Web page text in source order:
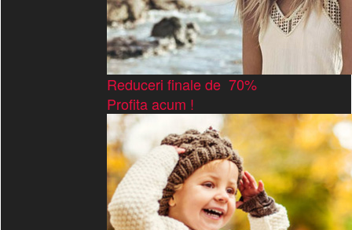
Reduceri finale de 70%
Profita acum !